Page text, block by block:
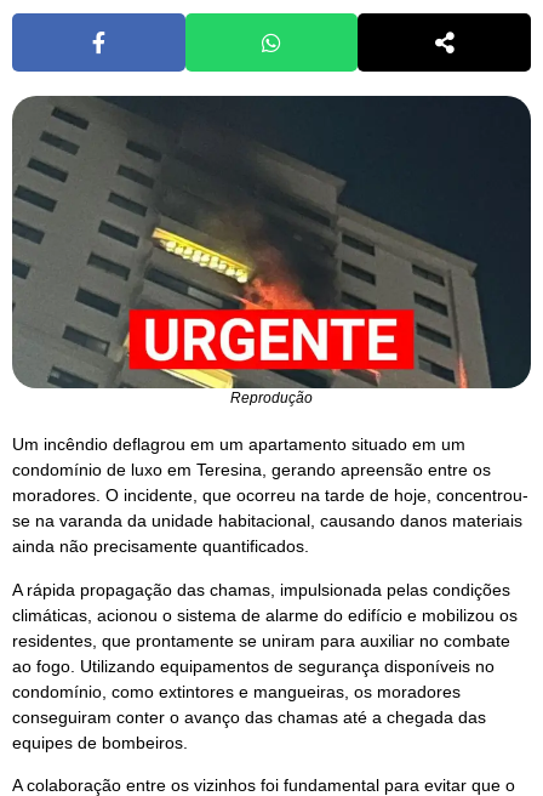
Reprodução
Um incêndio deflagrou em um apartamento situado em um
condomínio de luxo em Teresina, gerando apreensão entre os
moradores. O incidente, que ocorreu na tarde de hoje, concentrou-
se na varanda da unidade habitacional, causando danos materiais
ainda não precisamente quantificados.
A rápida propagação das chamas, impulsionada pelas condições
climáticas, acionou o sistema de alarme do edifício e mobilizou os
residentes, que prontamente se uniram para auxiliar no combate
ao fogo. Utilizando equipamentos de segurança disponíveis no
condomínio, como extintores e mangueiras, os moradores
conseguiram conter o avanço das chamas até a chegada das
equipes de bombeiros.
A colaboração entre os vizinhos foi fundamental para evitar que o